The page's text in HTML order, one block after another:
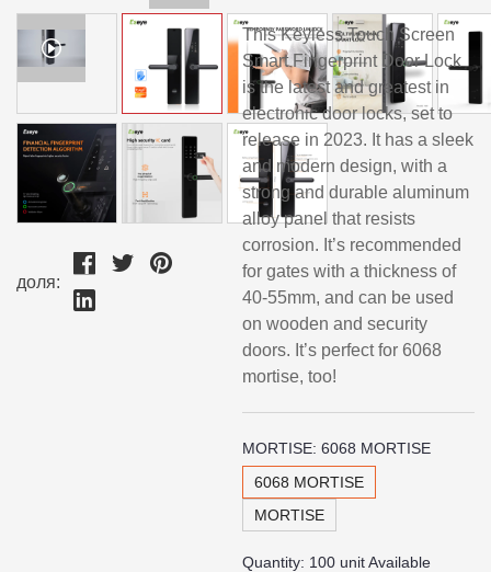
доля:
This Keyless Touch Screen
Smart Fingerprint Door Lock
is the latest and greatest in
electronic door locks, set to
release in 2023. It has a sleek
and modern design, with a
strong and durable aluminum
alloy panel that resists
corrosion. It’s recommended
for gates with a thickness of
40-55mm, and can be used
on wooden and security
doors. It’s perfect for 6068
mortise, too!
MORTISE:6068 MORTISE
6068 MORTISE
MORTISE
Quantity: 100 unit Available